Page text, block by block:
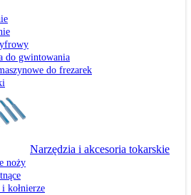
do gwintowania
do frezarek
Narzędzia i akcesoria tokarskie
noży
kołnierze